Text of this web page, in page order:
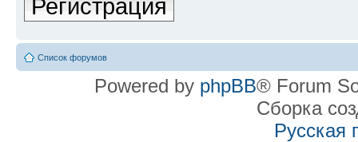
Регистрация
Список форумов
Powered by phpBB® Forum
Сборка
Русская